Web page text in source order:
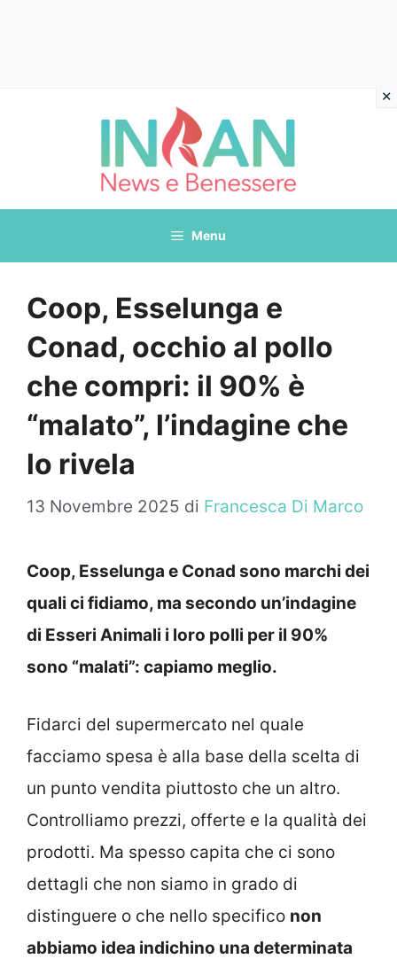
Menu
Coop, Esselunga e
Conad, occhio al pollo
che compri: il 90% è
“malato”, l’indagine che
lo rivela
13 Novembre 2025 di Francesca Di Marco
Coop, Esselunga e Conad sono marchi dei
quali ci fidiamo, ma secondo un’indagine
di Esseri Animali i loro polli per il 90%
sono “malati”: capiamo meglio.
Fidarci del supermercato nel quale
facciamo spesa è alla base della scelta di
un punto vendita piuttosto che un altro.
Controlliamo prezzi, offerte e la qualità dei
prodotti. Ma spesso capita che ci sono
dettagli che non siamo in grado di
distinguere o che nello specifico non
abbiamo idea indichino una determinata